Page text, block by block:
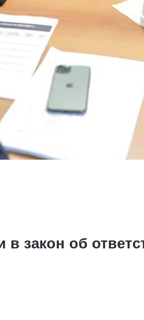
в закон об